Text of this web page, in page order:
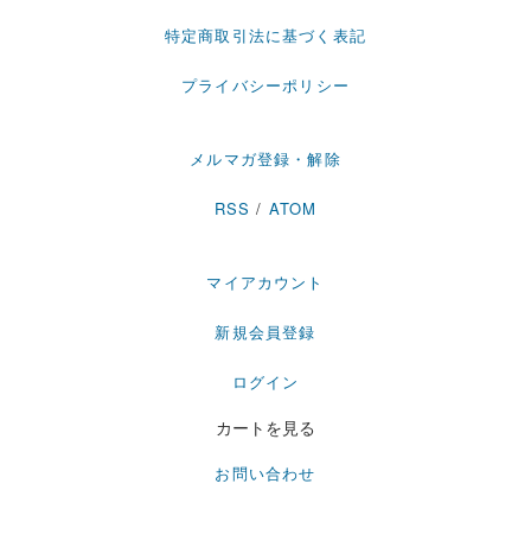
特定商取引法に基づく表記
プライバシーポリシー
メルマガ登録・解除
RSS / ATOM
マイアカウント
新規会員登録
ログイン
カートを見る
お問い合わせ